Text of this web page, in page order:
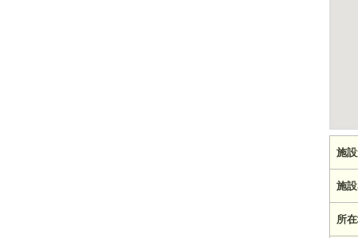
施
施
所